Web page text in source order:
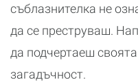
съблазнителка не
да се преструваш.
да подчертаеш
загадъчност.